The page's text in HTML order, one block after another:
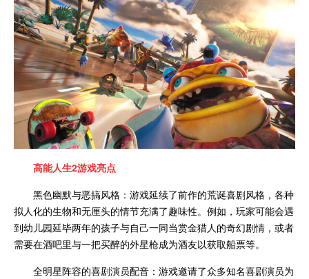
高能人生2游戏亮点
黑色幽默与恶搞风格：游戏延续了前作的荒诞喜剧风格，各种
拟人化的生物和无厘头的情节充满了趣味性。例如，玩家可能会遇
到幼儿园延毕两年的孩子与自己一同当赏金猎人的奇幻剧情，或者
需要在酒吧里与一把买醉的外星枪成为酒友以获取船票等。
全明星阵容的喜剧演员配音：游戏邀请了众多知名喜剧演员为